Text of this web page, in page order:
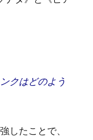
クはどのよう
したことで、